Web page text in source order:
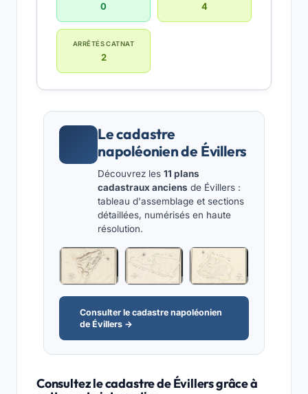
0 4
ARRÊTÉS CATNAT
2
Le cadastre
napoléonien de Évillers
Découvrez les 11 plans
cadastraux anciens de Évillers :
tableau d'assemblage et sections
détaillées, numérisés en haute
résolution.
Consulter le cadastre napoléonien
de Évillers →
Consultez le cadastre de Évillers grâce à